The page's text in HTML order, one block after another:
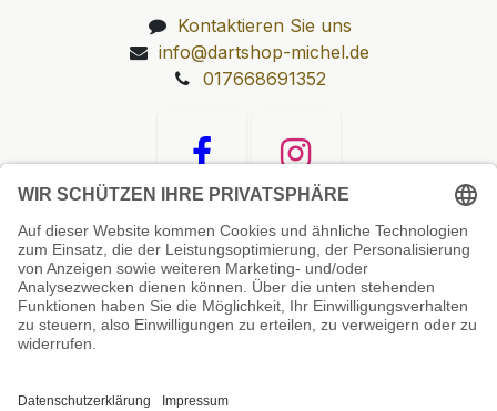
Kontaktieren Sie uns
info@dartshop-michel.de
017668691352
Unsere Prüfsiegel